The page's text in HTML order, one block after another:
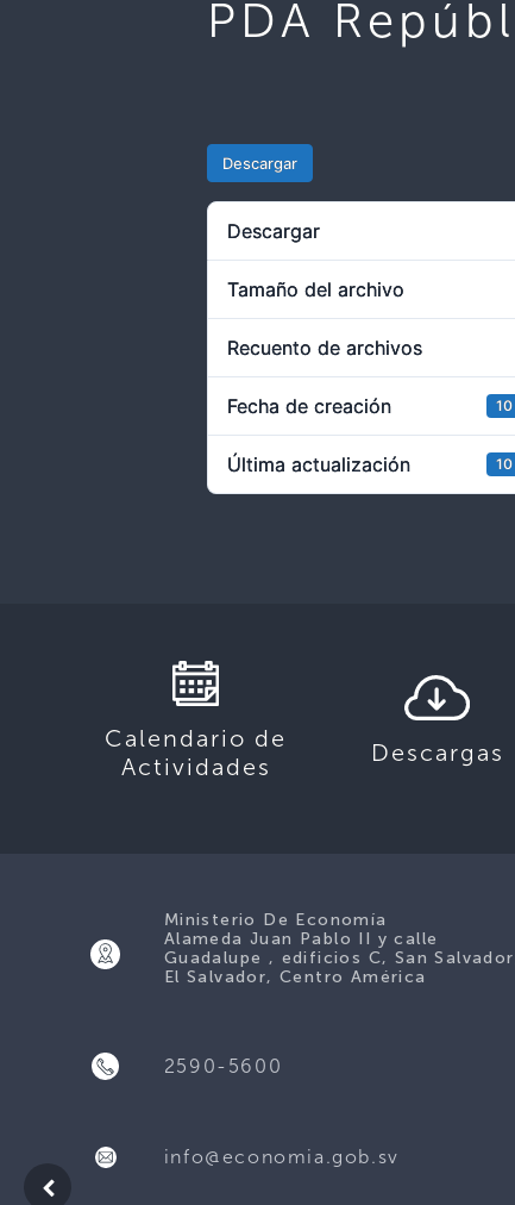
PDA
Descargar
Descargar
Tamaño del archivo
Recuento de archivos
Fecha de creación
Última actualización
Calendario de
Actividades
Descargas
Ministerio De Economía
Alameda Juan Pablo II y calle
Guadalupe , edificios C, San
El Salvador, Centro América
2590-5600
info@economia.gob.sv